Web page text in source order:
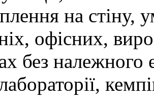
на стіну,
офісних,
без належного